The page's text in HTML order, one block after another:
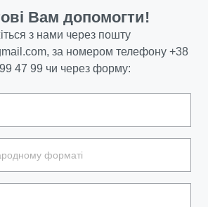
Вам допомогти!
з нами через пошту
, за номером телефону +38
47 99 чи через форму: